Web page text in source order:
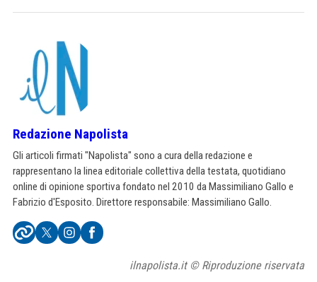
Redazione Napolista
Gli articoli firmati "Napolista" sono a cura della redazione e
rappresentano la linea editoriale collettiva della testata, quotidiano
online di opinione sportiva fondato nel 2010 da Massimiliano Gallo e
Fabrizio d'Esposito. Direttore responsabile: Massimiliano Gallo.
ilnapolista.it © Riproduzione riservata